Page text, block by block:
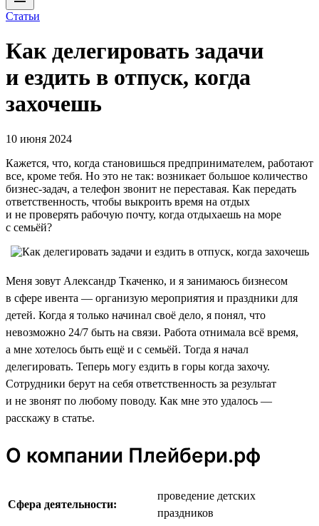
Статьи
Как делегировать задачи
и ездить в отпуск, когда
захочешь
10 июня 2024
Кажется, что, когда становишься предпринимателем, работают
все, кроме тебя. Но это не так: возникает большое количество
бизнес-задач, а телефон звонит не переставая. Как передать
ответственность, чтобы выкроить время на отдых
и не проверять рабочую почту, когда отдыхаешь на море
с семьёй?
Меня зовут Александр Ткаченко, и я занимаюсь бизнесом
в сфере ивента — организую мероприятия и праздники для
детей. Когда я только начинал своё дело, я понял, что
невозможно 24/7 быть на связи. Работа отнимала всё время,
а мне хотелось быть ещё и с семьёй. Тогда я начал
делегировать. Теперь могу ездить в горы когда захочу.
Сотрудники берут на себя ответственность за результат
и не звонят по любому поводу. Как мне это удалось —
расскажу в статье.
О компании Плейбери.рф
Сфера деятельности:
проведение детских
праздников